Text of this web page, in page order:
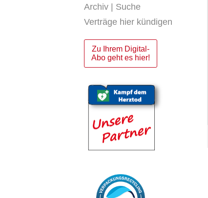
Archiv | Suche
Verträge hier kündigen
Zu Ihrem Digital-
Abo geht es hier!